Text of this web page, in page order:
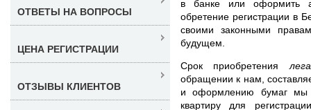
в банке или оформить
обретение регистрации в
своими законными
будущем.
Срок приобретения
обращении к нам,
и оформлению бумаг
квартиру для
ОТВЕТЫ НА ВОПРОСЫ
ЦЕНА РЕГИСТРАЦИИ
ОТЗЫВЫ КЛИЕНТОВ